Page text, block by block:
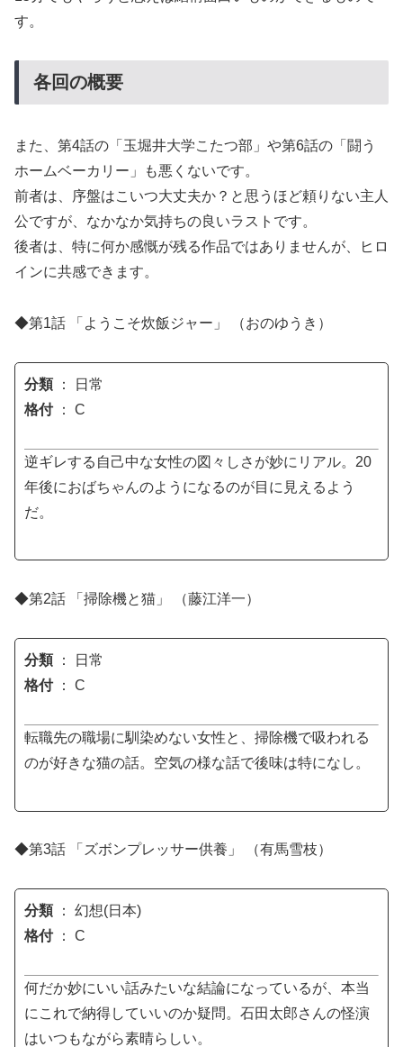
す。
各回の概要
また、第4話の「玉堀井大学こたつ部」や第6話の「闘う
ホームベーカリー」も悪くないです。
前者は、序盤はこいつ大丈夫か？と思うほど頼りない主人
公ですが、なかなか気持ちの良いラストです。
後者は、特に何か感慨が残る作品ではありませんが、ヒロ
インに共感できます。
◆第1話 「ようこそ炊飯ジャー」 （おのゆうき）
分類： 日常
格付： C
逆ギレする自己中な女性の図々しさが妙にリアル。20
年後におばちゃんのようになるのが目に見えるよう
だ。
◆第2話 「掃除機と猫」 （藤江洋一）
分類： 日常
格付： C
転職先の職場に馴染めない女性と、掃除機で吸われる
のが好きな猫の話。空気の様な話で後味は特になし。
◆第3話 「ズボンプレッサー供養」 （有馬雪枝）
分類： 幻想(日本)
格付： C
何だか妙にいい話みたいな結論になっているが、本当
にこれで納得していいのか疑問。石田太郎さんの怪演
はいつもながら素晴らしい。